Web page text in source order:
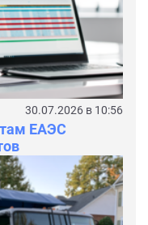
30.07.2026 в 10:56
ЕАЭС